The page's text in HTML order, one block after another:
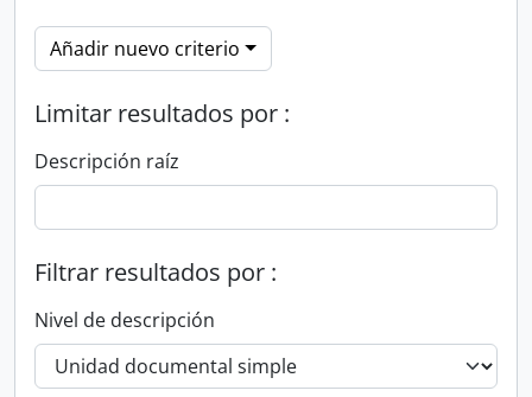
Añadir nuevo criterio
Limitar resultados por :
Descripción raíz
Filtrar resultados por :
Nivel de descripción